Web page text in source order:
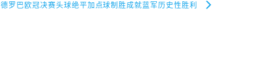
德罗巴欧冠决赛头球绝平加点球制胜成就蓝军历史性胜利